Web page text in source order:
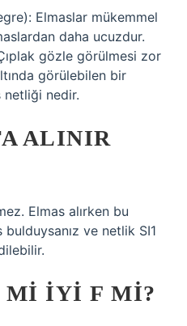
Elmaslar mükemmel
daha ucuzdur.
gözle görülmesi zor
görülebilen bir
netliği nedir.
ALINIR
Elmas alırken bu
ve netlik SI1
MI IYI F MI?